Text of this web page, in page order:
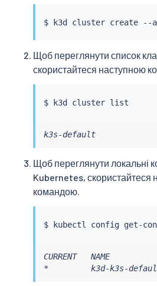
$ k3d cluster create --
Щоб переглянути список
скористайтеся наступною
k3s-default
Щоб переглянути локальні
Kubernetes, скористайтеся
командою.
$ kubectl
CURRENT   NAME
*         k3d-k3s-